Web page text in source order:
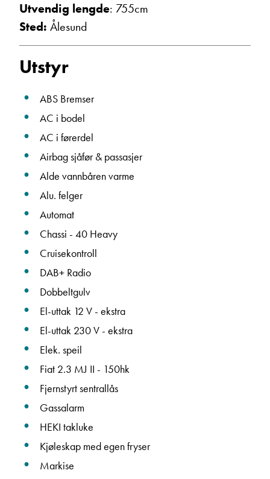
Utvendig lengde: 755cm
Sted: Ålesund
Utstyr
ABS Bremser
AC i bodel
AC i førerdel
Airbag sjåfør & passasjer
Alde vannbåren varme
Alu. felger
Automat
Chassi - 40 Heavy
Cruisekontroll
DAB+ Radio
Dobbeltgulv
El-uttak 12 V - ekstra
El-uttak 230 V - ekstra
Elek. speil
Fiat 2.3 MJ II - 150hk
Fjernstyrt sentrallås
Gassalarm
HEKI takluke
Kjøleskap med egen fryser
Markise